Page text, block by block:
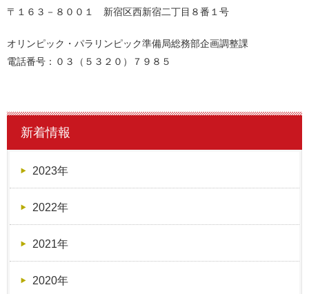
〒１６３－８００１ 新宿区西新宿二丁目８番１号
オリンピック・パラリンピック準備局総務部企画調整課
電話番号：０３（５３２０）７９８５
新着情報
2023年
2022年
2021年
2020年